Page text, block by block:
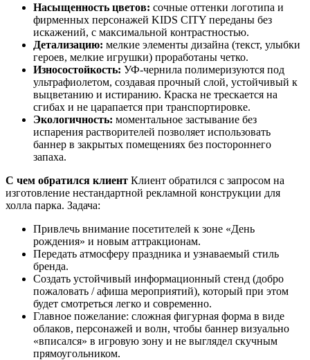
Насыщенность цветов: сочные оттенки логотипа и
фирменных персонажей KIDS CITY переданы без
искажений, с максимальной контрастностью.
Детализацию: мелкие элементы дизайна (текст, улыбки
героев, мелкие игрушки) проработаны четко.
Износостойкость: УФ-чернила полимеризуются под
ультрафиолетом, создавая прочный слой, устойчивый к
выцветанию и истиранию. Краска не трескается на
сгибах и не царапается при транспортировке.
Экологичность: моментальное застывание без
испарения растворителей позволяет использовать
баннер в закрытых помещениях без постороннего
запаха.
С чем обратился клиент Клиент обратился с запросом на
изготовление нестандартной рекламной конструкции для
холла парка. Задача:
Привлечь внимание посетителей к зоне «День
рождения» и новым аттракционам.
Передать атмосферу праздника и узнаваемый стиль
бренда.
Создать устойчивый информационный стенд (добро
пожаловать / афиша мероприятий), который при этом
будет смотреться легко и современно.
Главное пожелание: сложная фигурная форма в виде
облаков, персонажей и волн, чтобы баннер визуально
«вписался» в игровую зону и не выглядел скучным
прямоугольником.